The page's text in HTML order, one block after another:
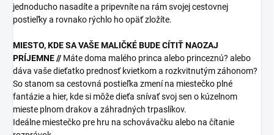
jednoducho nasadíte a pripevníte na rám svojej cestovnej
postieľky a rovnako rýchlo ho opäť zložíte.
MIESTO, KDE SA VAŠE MALIČKÉ BUDE CÍTIŤ NAOZAJ
PRÍJEMNE // Máte doma malého princa alebo princeznú? alebo
dáva vaše dieťatko prednosť kvietkom a rozkvitnutým záhonom?
So stanom sa cestovná postieľka zmení na miestečko plné
fantázie a hier, kde si môže dieťa snívať svoj sen o kúzelnom
mieste plnom drakov a záhradných trpaslíkov.
Ideálne miestečko pre hru na schovávačku alebo na čítanie